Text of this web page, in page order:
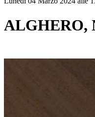
ALGHERO,